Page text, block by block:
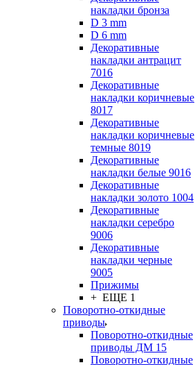
накладки бронза
D 3 mm
D 6 mm
Декоративные
накладки антрацит
7016
Декоративные
накладки коричневые
8017
Декоративные
накладки коричневые
темные 8019
Декоративные
накладки белые 9016
Декоративные
накладки золото 1004
Декоративные
накладки серебро
9006
Декоративные
накладки черные
9005
Прижимы
+ ЕЩЕ 1
Поворотно-откидные
приводы
Поворотно-откидные
приводы ДМ 15
Поворотно-откидные